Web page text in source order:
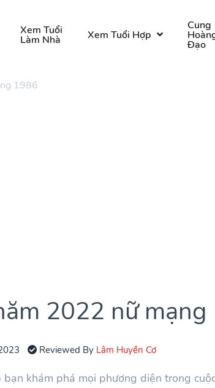
Xem Tuổi
Làm Nhà Xem Tuổi Hợp
Cung
Đạo
1986
2022 nữ
Reviewed By Lâm Huyền Cơ
khám phá mọi phương diện trong